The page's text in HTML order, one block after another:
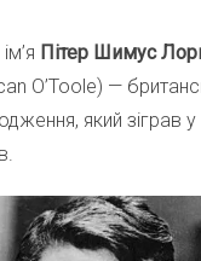
Пітер Шимус
O’Toole) —
який зіграв у